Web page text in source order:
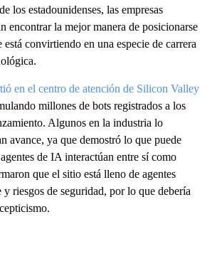
los estadounidenses, las empresas
encontrar la mejor manera de posicionarse
está convirtiendo en una especie de carrera
en el centro de atención de Silicon Valley
millones de bots registrados a los
Algunos en la industria lo
avance, ya que demostró lo que puede
de IA interactúan entre sí como
que el sitio está lleno de agentes
riesgos de seguridad, por lo que debería